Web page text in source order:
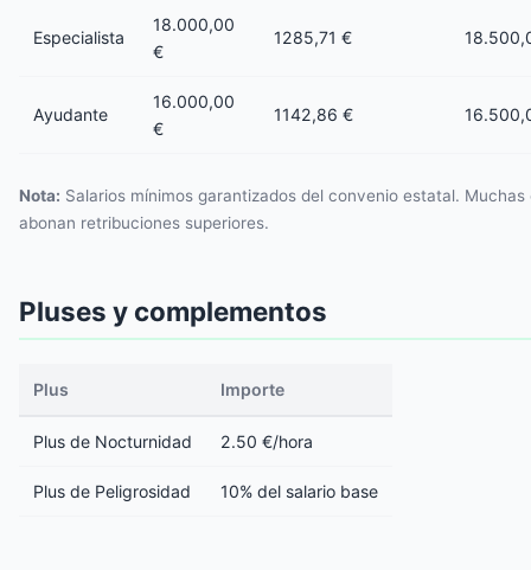
Especialista
18.000,00
€
1285,71 €
Ayudante
16.000,00
€
1142,86 €
Nota: Salarios mínimos garantizados del convenio estatal. Muchas
abonan retribuciones superiores.
Pluses y complementos
Plus Importe
Plus de Nocturnidad 2.50 €/hora
Plus de Peligrosidad 10% del salario base